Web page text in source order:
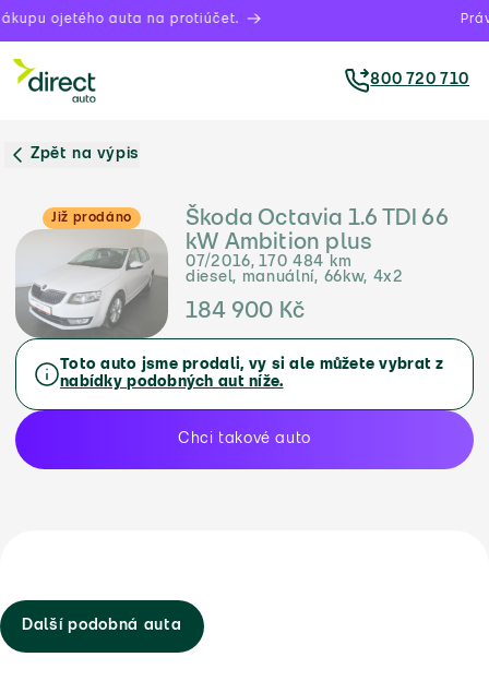
ojetého auta na protiúčet.
800 720 710
Zpět na výpis
Již prodáno
Škoda Octavia 1.6 TDI 66
kW Ambition plus
07/2016, 170 484 km
diesel, manuální, 66kw, 4x2
184 900 Kč
Toto auto jsme prodali, vy si ale můžete vybrat z
nabídky podobných aut níže.
Chci takové auto
Další podobná auta